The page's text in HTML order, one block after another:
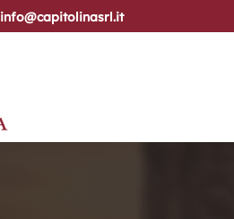
info@capitolinasrl.it